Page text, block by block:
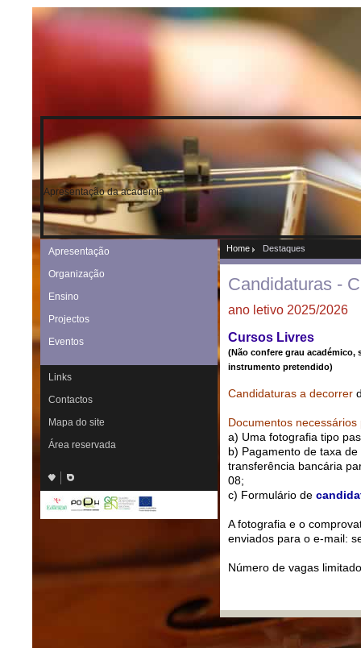
Apresentação da academia
Apresentação
Organização
Ensino
Projectos
Eventos
Links
Contactos
Mapa do site
Área reservada
Home Destaques
Candidaturas -
ano letivo 2025/2026
Cursos Livres
(Não confere grau académico,
instrumento pretendido)
Candidaturas a decorrer
Documentos
a) Uma fotografia tipo
b) Pagamento de taxa
transferência bancária
08;
c) Formulário de
A fotografia e o
enviados para o e-mail:
Número de vagas limitado